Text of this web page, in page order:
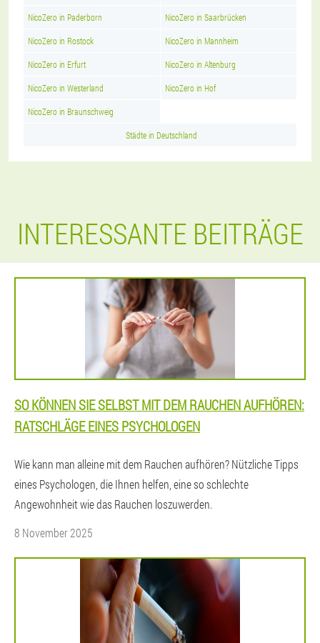
NicoZero in Paderborn NicoZero in Saarbrücken
NicoZero in Rostock NicoZero in Mannheim
NicoZero in Erfurt NicoZero in Altenburg
NicoZero in Westerland NicoZero in Hof
NicoZero in Braunschweig
Städte in Deutschland
INTERESSANTE BEITRÄGE
SO KÖNNEN SIE SELBST MIT DEM RAUCHEN AUFHÖREN:
RATSCHLÄGE EINES PSYCHOLOGEN
Wie kann man alleine mit dem Rauchen aufhören? Nützliche Tipps
eines Psychologen, die Ihnen helfen, eine so schlechte
Angewohnheit wie das Rauchen loszuwerden.
8 November 2025